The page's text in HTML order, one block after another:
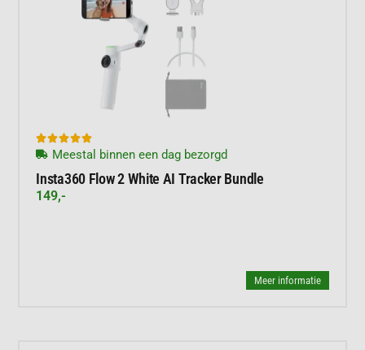

Meestal binnen een dag bezorgd
Insta360 Flow 2 White AI Tracker Bundle
149,-
Meer informatie